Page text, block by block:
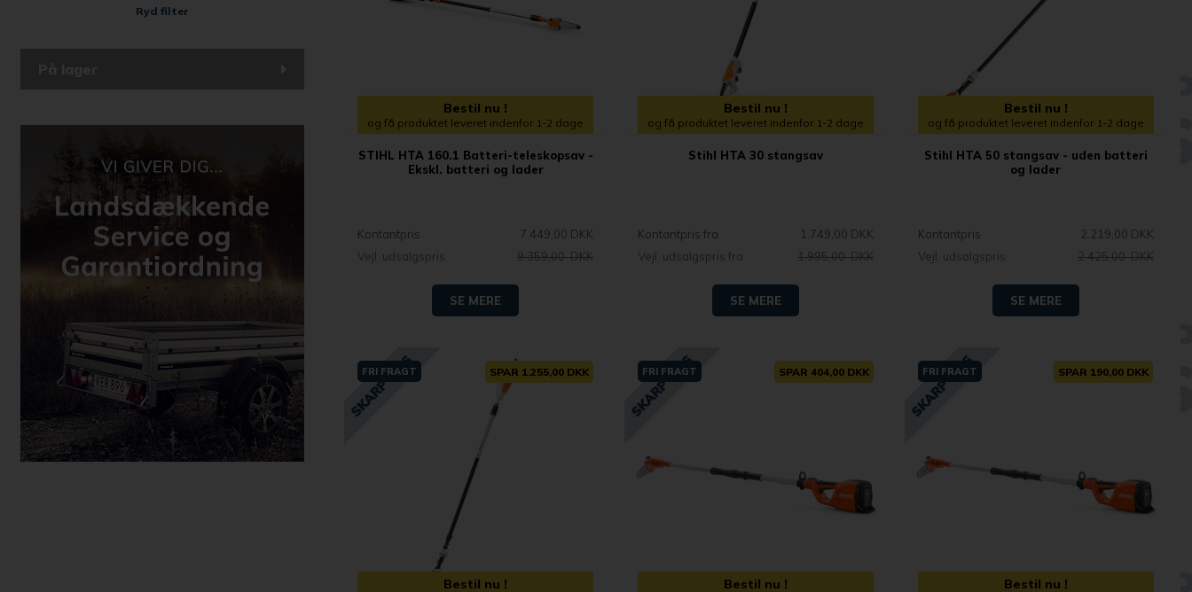
Ryd filter
Bestil nu !
og få produktet leveret indenfor 1-2 dage
STIHL HTA 160.1 Batteri-teleskopsav -
Ekskl. batteri og lader
Kontantpris
7.449,00 DKK
Vejl. udsalgspris
9.359,00 DKK
SE MERE
Bestil nu !
og få produktet leveret indenfor 1-2 dage
Stihl HTA 30 stangsav
Kontantpris fra
1.749,00 DKK
Vejl. udsalgspris fra
1.995,00 DKK
SE MERE
Bestil nu !
og få produktet leveret indenfor 1-2 dage
Stihl HTA 50 stangsav - uden batteri
og lader
Kontantpris
2.219,00 DKK
Vejl. udsalgspris
2.425,00 DKK
SE MERE
FRI FRAGT SPAR 1.255,00 DKK
Bestil nu !
FRI FRAGT SPAR 404,00 DKK
Bestil nu !
FRI FRAGT SPAR 190,00 DKK
Bestil nu !